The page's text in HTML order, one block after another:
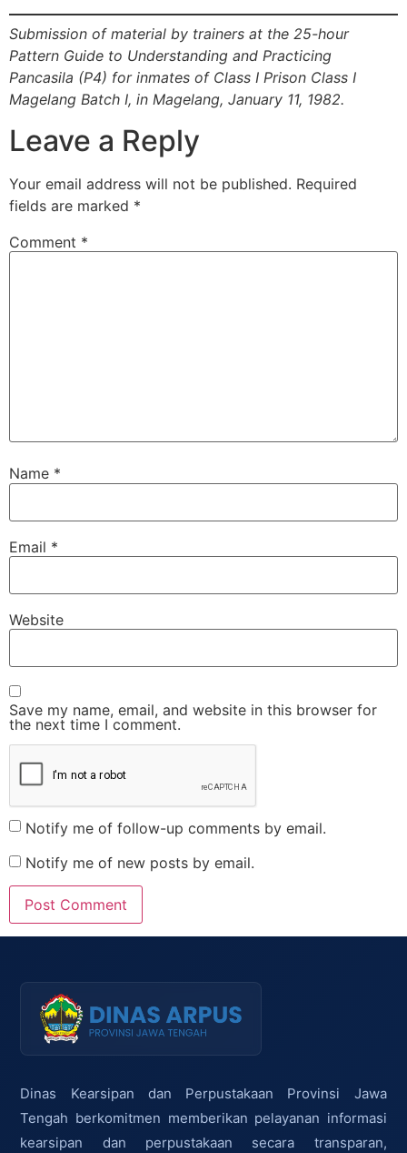
Submission of material by trainers at the 25-hour
Pattern Guide to Understanding and Practicing
Pancasila (P4) for inmates of Class I Prison Class I
Magelang Batch I, in Magelang, January 11, 1982.
Leave a Reply
Your email address will not be published. Required
fields are marked *
Comment *
Name *
Email *
Website
Save my name, email, and website in this browser for
the next time I comment.
Notify me of follow-up comments by email.
Notify me of new posts by email.
Dinas Kearsipan dan Perpustakaan Provinsi Jawa
Tengah berkomitmen memberikan pelayanan informasi
kearsipan dan perpustakaan secara transparan,